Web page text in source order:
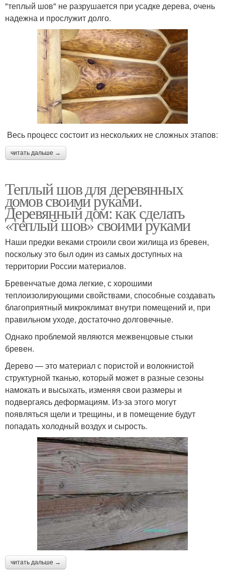
"теплый шов" не разрушается при усадке дерева, очень
надежна и прослужит долго.
Весь процесс состоит из нескольких не сложных этапов:
читать дальше →
Теплый шов для деревянных
домов своими руками.
Деревянный дом: как сделать
«теплый шов» своими руками
Наши предки веками строили свои жилища из бревен,
поскольку это был один из самых доступных на
территории России материалов.
Бревенчатые дома легкие, с хорошими
теплоизолирующими свойствами, способные создавать
благоприятный микроклимат внутри помещений и, при
правильном уходе, достаточно долговечные.
Однако проблемой являются межвенцовые стыки
бревен.
Дерево — это материал с пористой и волокнистой
структурной тканью, который может в разные сезоны
намокать и высыхать, изменяя свои размеры и
подвергаясь деформациям. Из-за этого могут
появляться щели и трещины, и в помещение будут
попадать холодный воздух и сырость.
читать дальше →